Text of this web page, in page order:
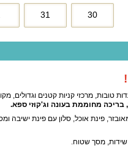
30
31
טובות, מרכזי קניות קטנים וגדולים,
בריכה מחוממת בעונה וג'קוזי ספא.
עוד שירותים, מטבח מאובזר, פינת אוכל, סלון עם פינת
שידות, מסך שטוח.